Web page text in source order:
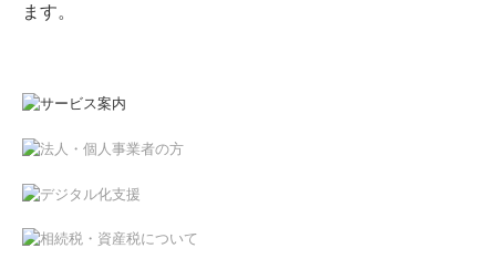
ます。